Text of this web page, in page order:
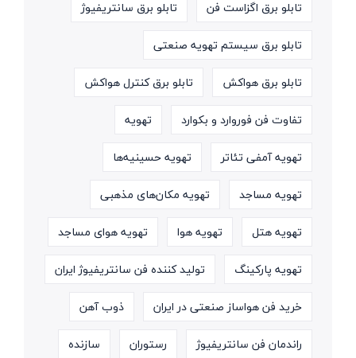
تابلو برق اگزاست فن
تابلو برق سانتریفیوژ
تابلو برق سیستم تهویه صنعتی
تابلو برق هواکش
تابلو برق کنترل هواکش
تفاوت فن فوروارد و بکوارد
تهویه
تهویه آمفی تئاتر
تهویه حسینیه‌ها
تهویه مساجد
تهویه مکان‌های مذهبی
تهویه هتل
تهویه هوا
تهویه هوای مساجد
تهویه پارکینگ
تولید کننده فن سانتریفیوژ ایران
خرید فن هواساز صنعتی در ایران
ذوب آهن
راندمان فن سانتریفیوژ
رستوران
سازنده